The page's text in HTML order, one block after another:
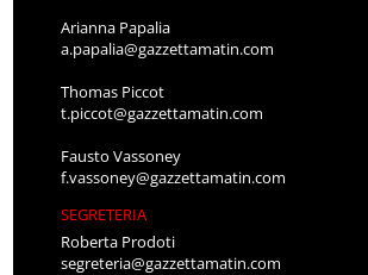
Arianna Papalia
a.papalia@gazzettamatin.com
Thomas Piccot
t.piccot@gazzettamatin.com
Fausto Vassoney
f.vassoney@gazzettamatin.com
SEGRETERIA
Roberta Prodoti
segreteria@gazzettamatin.com